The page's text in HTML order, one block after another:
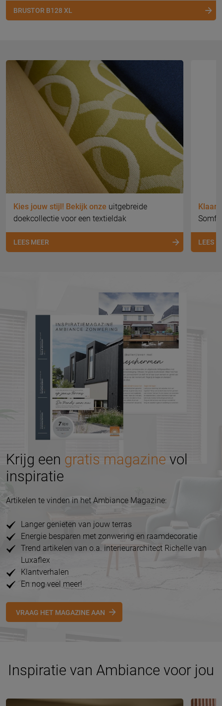
BRUSTOR B128 XL
Kies jouw stijl! Bekijk onze uitgebreide
doekcollectie voor een textieldak
LEES MEER
Klaar
LEES
Krijg een gratis magazine vol
inspiratie
Artikelen te vinden in het Ambiance Magazine:
Langer genieten van jouw terras
Energie besparen met zonwering en raamdecoratie
Trend artikelen van o.a. interieurarchitect Richelle van
Luxaflex
Klantverhalen
En nog veel meer!
VRAAG HET MAGAZINE AAN
Inspiratie van Ambiance voor jou